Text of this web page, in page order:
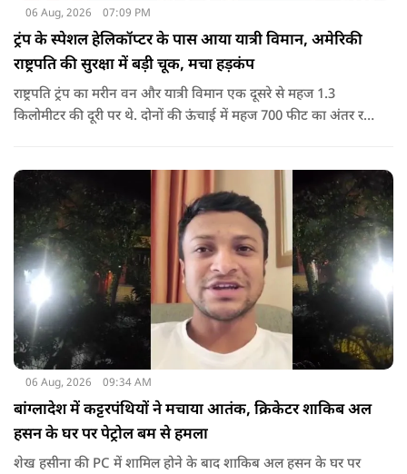
06 Aug, 2026 07:09 PM
ट्रंप के स्पेशल हेलिकॉप्टर के पास आया यात्री विमान, अमेरिकी
राष्ट्रपति की सुरक्षा में बड़ी चूक, मचा हड़कंप
राष्ट्रपति ट्रंप का मरीन वन और यात्री विमान एक दूसरे से महज 1.3
किलोमीटर की दूरी पर थे. दोनों की ऊंचाई में महज 700 फीट का अंतर रह
06 Aug, 2026 09:34 AM
बांग्लादेश में कट्टरपंथियों ने मचाया आतंक, क्रिकेटर शाकिब अल
हसन के घर पर पेट्रोल बम से हमला
शेख हसीना की PC में शामिल होने के बाद शाकिब अल हसन के घर पर